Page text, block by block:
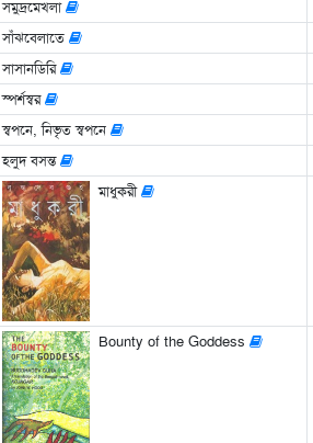
সমুদ্রমেখলা
সাঁঝবেলাতে
সাসানডিরি
স্পর্শস্বর
স্বপনে, নিভৃত স্বপনে
হলুদ বসন্ত
মাধুকরী
Bounty of the Goddess